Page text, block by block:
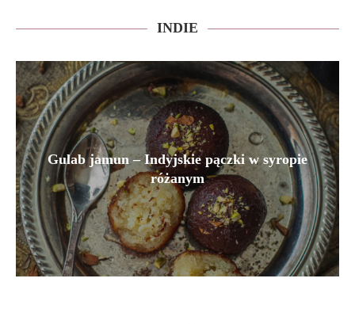
INDIE
Gulab jamun – Indyjskie pączki w syropie
różanym